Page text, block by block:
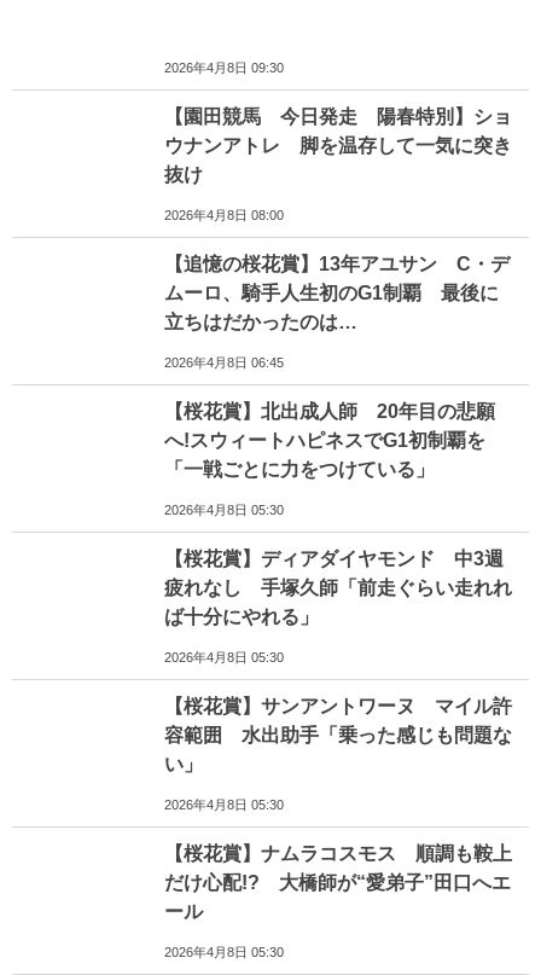
2026年4月8日 09:30
【園田競馬 今日発走 陽春特別】ショ
ウナンアトレ 脚を温存して一気に突き
抜け
2026年4月8日 08:00
【追憶の桜花賞】13年アユサン C・デ
ムーロ、騎手人生初のG1制覇 最後に
立ちはだかったのは…
2026年4月8日 06:45
【桜花賞】北出成人師 20年目の悲願
へ!スウィートハピネスでG1初制覇を
「一戦ごとに力をつけている」
2026年4月8日 05:30
【桜花賞】ディアダイヤモンド 中3週
疲れなし 手塚久師「前走ぐらい走れれ
ば十分にやれる」
2026年4月8日 05:30
【桜花賞】サンアントワーヌ マイル許
容範囲 水出助手「乗った感じも問題な
い」
2026年4月8日 05:30
【桜花賞】ナムラコスモス 順調も鞍上
だけ心配!? 大橋師が“愛弟子”田口へエ
ール
2026年4月8日 05:30